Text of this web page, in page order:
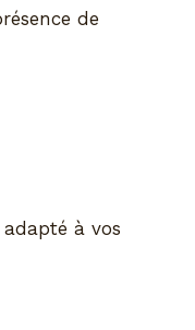
de
à vos